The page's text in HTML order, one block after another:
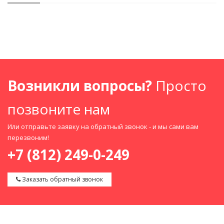
Возникли вопросы? Просто
позвоните нам
Или отправьте заявку на обратный звонок - и мы сами вам
перезвоним!
+7 (812) 249-0-249
Заказать обратный звонок